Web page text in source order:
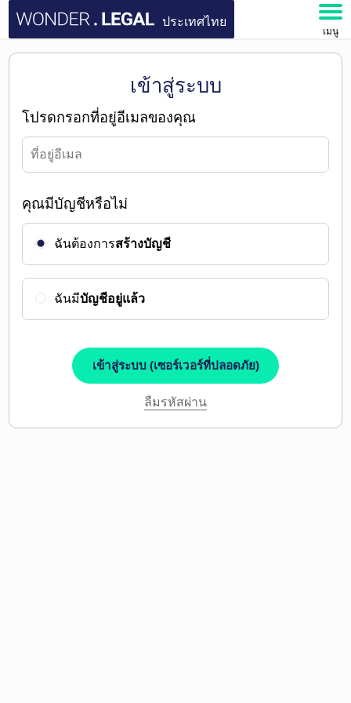
ประเทศไทย
เมนู
คำถามที่พบบ่อย
เข้าสู่ระบบ
โปรดกรอกที่อยู่อีเมลของคุณ
คุณมีบัญชีหรือไม่
ฉันต้องการสร้างบัญชี
ฉันมีบัญชีอยู่แล้ว
เข้าสู่ระบบ (เซอร์เวอร์ที่ปลอดภัย)
ลืมรหัสผ่าน